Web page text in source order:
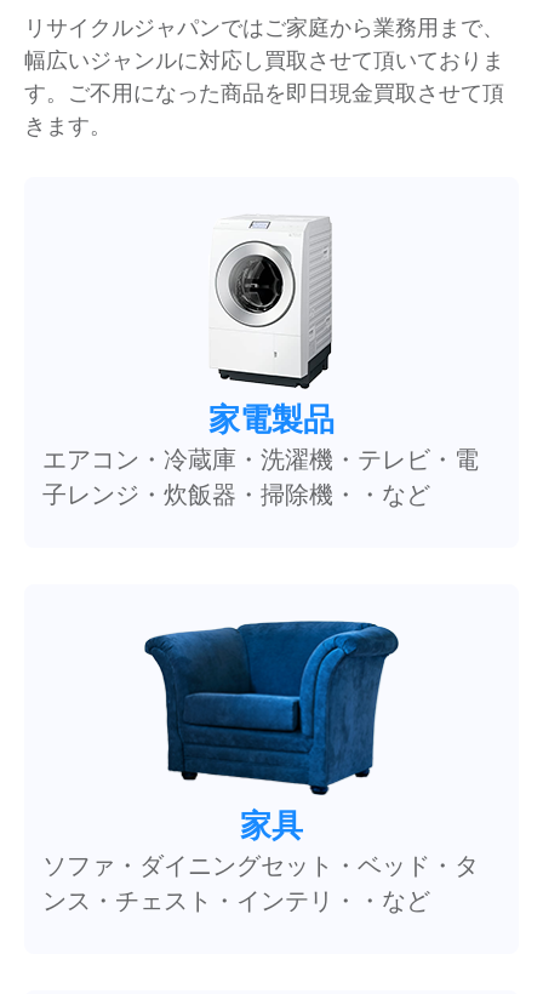
リサイクルジャパンではご家庭から業務用まで、
幅広いジャンルに対応し買取させて頂いておりま
す。ご不用になった商品を即日現金買取させて頂
きます。
家電製品
エアコン・冷蔵庫・洗濯機・テレビ・電
子レンジ・炊飯器・掃除機・・など
家具
ソファ・ダイニングセット・ベッド・タ
ンス・チェスト・インテリ・・など